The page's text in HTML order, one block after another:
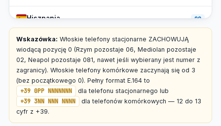
Hiszpania 00
00 39 0PP NNNNNNN
Szwajcaria 00
00 39 0PP NNNNNNN
Austria 00
00 39 0PP NNNNNNN
Wskazówka: Włoskie telefony stacjonarne ZACHOWUJĄ
wiodącą pozycję 0 (Rzym pozostaje 06, Mediolan pozostaje
02, Neapol pozostaje 081, nawet jeśli wybierany jest numer z
zagranicy). Włoskie telefony komórkowe zaczynają się od 3
(bez początkowego 0). Pełny format E.164 to
+39 0PP NNNNNNN dla telefonu stacjonarnego lub
+39 3NN NNN NNNN
dla telefonów komórkowych — 12 do 13
cyfr z +39.